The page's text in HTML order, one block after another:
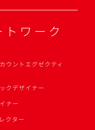
ワーク
ウントエグゼクティ
クデザイナー
ナー
クター